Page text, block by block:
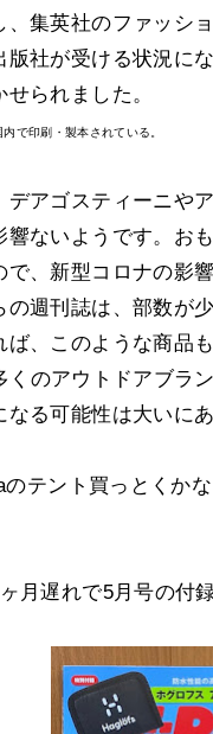
集英社のファッシ
版社が受ける状況に
られました。
で印刷・製本されている。
アゴスティーニや
響ないようです。お
、新型コロナの影
週刊誌は、部数が
ば、このような商品
くのアウトドアブラ
る可能性は大いに
テント買っとくかな
月遅れで5月号の付